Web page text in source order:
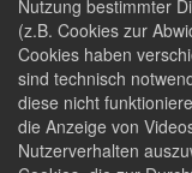
Nutzung bestimmter
(z.B. Cookies zur
Cookies haben
sind technisch
diese nicht
die Anzeige von
Nutzerverhalten